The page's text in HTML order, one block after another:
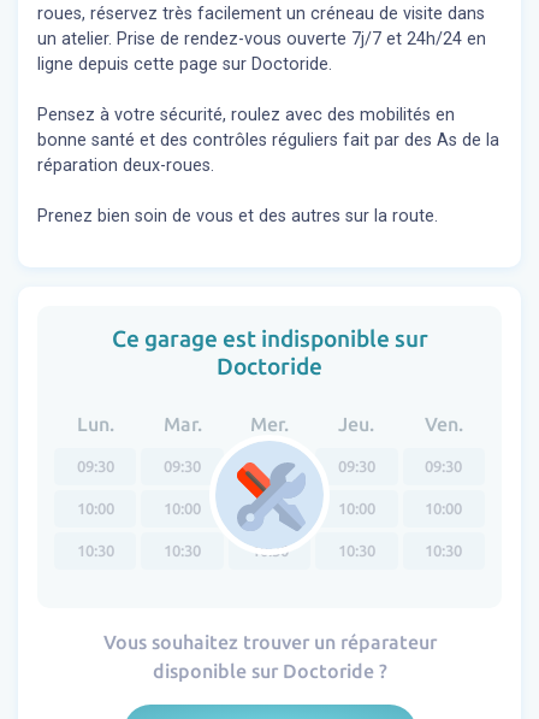
roues, réservez très facilement un créneau de visite dans
un atelier. Prise de rendez-vous ouverte 7j/7 et 24h/24 en
ligne depuis cette page sur Doctoride.
Pensez à votre sécurité, roulez avec des mobilités en
bonne santé et des contrôles réguliers fait par des As de la
réparation deux-roues.
Prenez bien soin de vous et des autres sur la route.
Ce garage est indisponible sur
Doctoride
Lun.
09:30
10:00
10:30
Mar.
09:30
10:00
10:30
Mer.
09:30
10:00
10:30
Jeu.
09:30
10:00
10:30
Ven.
09:30
10:00
10:30
Vous souhaitez trouver un réparateur
disponible sur Doctoride ?